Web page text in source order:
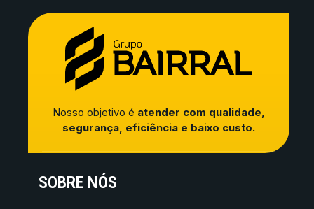
Nosso objetivo é atender com qualidade,
segurança, eficiência e baixo custo.
SOBRE NÓS